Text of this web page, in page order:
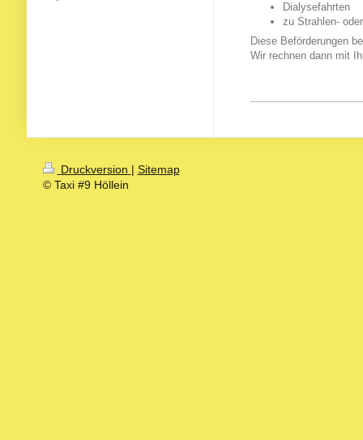
Dialysefahrten
zu Strahlen-
Diese Beförderungen
Wir rechnen dann mit
Druckversion | Sitemap
© Taxi #9 Höllein